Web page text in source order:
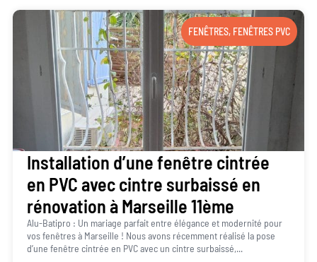
FENÊTRES, FENÊTRES PVC
Installation d’une fenêtre cintrée
en PVC avec cintre surbaissé en
rénovation à Marseille 11ème
Alu-Batipro : Un mariage parfait entre élégance et modernité pour
vos fenêtres à Marseille ! Nous avons récemment réalisé la pose
d’une fenêtre cintrée en PVC avec un cintre surbaissé,...